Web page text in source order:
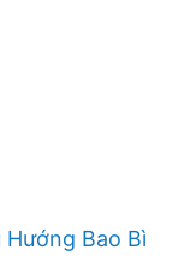
Hướng Bao Bì